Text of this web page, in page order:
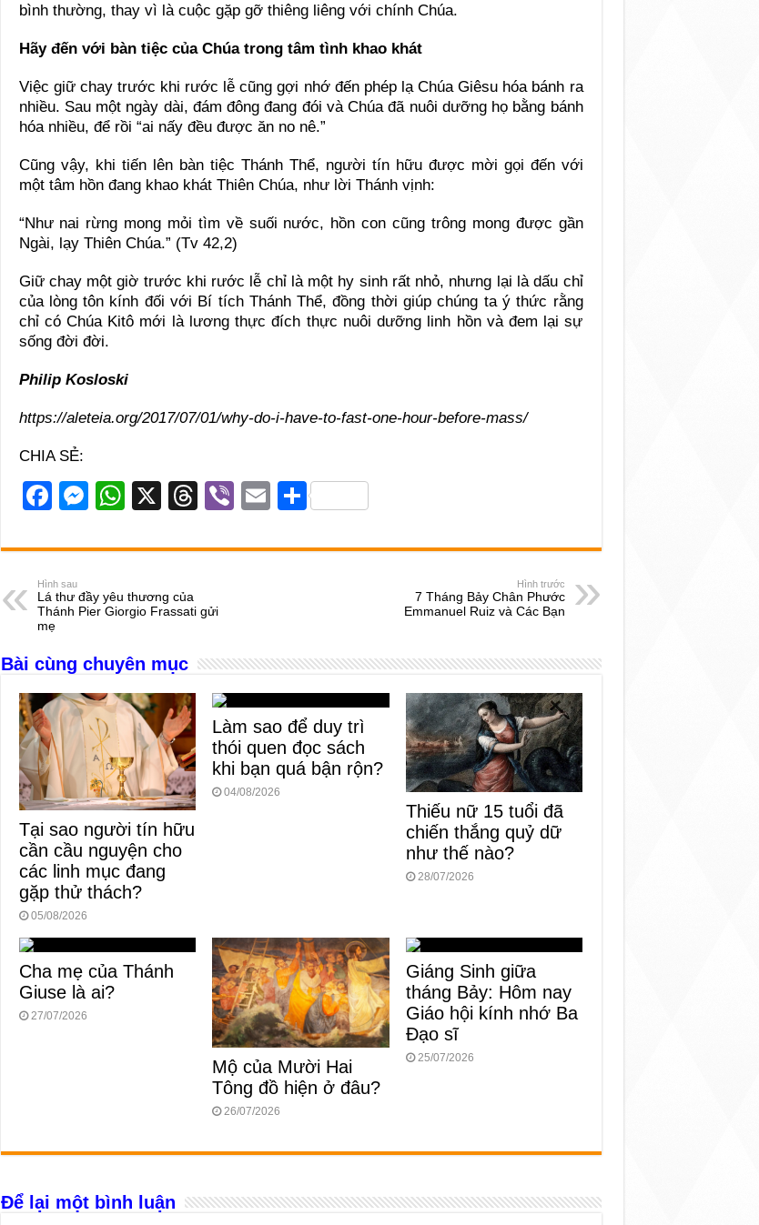
bình thường, thay vì là cuộc gặp gỡ thiêng liêng với chính Chúa.
Hãy đến với bàn tiệc của Chúa trong tâm tình khao khát
Việc giữ chay trước khi rước lễ cũng gợi nhớ đến phép lạ Chúa Giêsu hóa bánh ra
nhiều. Sau một ngày dài, đám đông đang đói và Chúa đã nuôi dưỡng họ bằng bánh
hóa nhiều, để rồi “ai nấy đều được ăn no nê.”
Cũng vậy, khi tiến lên bàn tiệc Thánh Thể, người tín hữu được mời gọi đến với
một tâm hồn đang khao khát Thiên Chúa, như lời Thánh vịnh:
“Như nai rừng mong mỏi tìm về suối nước, hồn con cũng trông mong được gần
Ngài, lạy Thiên Chúa.” (Tv 42,2)
Giữ chay một giờ trước khi rước lễ chỉ là một hy sinh rất nhỏ, nhưng lại là dấu chỉ
của lòng tôn kính đối với Bí tích Thánh Thể, đồng thời giúp chúng ta ý thức rằng
chỉ có Chúa Kitô mới là lương thực đích thực nuôi dưỡng linh hồn và đem lại sự
sống đời đời.
Philip Kosloski
https://aleteia.org/2017/07/01/why-do-i-have-to-fast-one-hour-before-mass/
CHIA SẺ:
F
c
e
b
o
o
k
M
ss
n
er
W
at
A
p
X T
e
d
Vi
er
E
ail
S
ar
Hình sau
Lá thư đầy yêu thương của
Thánh Pier Giorgio Frassati gửi
mẹ
Hình trước
7 Tháng Bảy Chân Phước
Emmanuel Ruiz và Các Bạn
Bài cùng chuyên mục
Tại sao người tín hữu
cần cầu nguyện cho
các linh mục đang
gặp thử thách?
05/08/2026
Làm sao để duy trì
thói quen đọc sách
khi bạn quá bận rộn?
04/08/2026
Thiếu nữ 15 tuổi đã
chiến thắng quỷ dữ
như thế nào?
28/07/2026
Cha mẹ của Thánh
Giuse là ai?
27/07/2026
Mộ của Mười Hai
Tông đồ hiện ở đâu?
26/07/2026
Giáng Sinh giữa
tháng Bảy: Hôm nay
Giáo hội kính nhớ Ba
Đạo sĩ
25/07/2026
Để lại một bình luận